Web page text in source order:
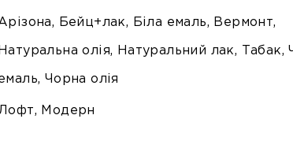
Бейц+лак, Біла емаль, Вермонт,
Натуральна олія, Натуральний лак, Табак,
Чорна олія
Модерн